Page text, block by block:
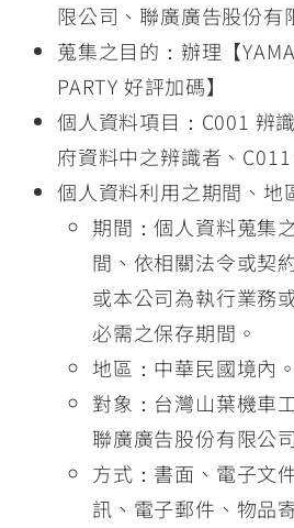
限公司、聯廣廣告股份有
蒐集之目的：辦理【
PARTY 好評加碼】
個人資料項目：C001 辨
府資料中之辨識者、
個人資料利用之期間、地
期間：個人資料蒐集
間、依相關法令或契
或本公司為執行業務
必需之保存期間。
地區：中華民國境內。
對象：台灣山葉機車
聯廣廣告股份有限公司
方式：書面、電子文
訊、電子郵件、物品